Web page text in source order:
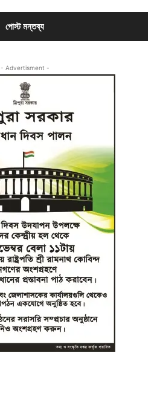
- Advertisment -